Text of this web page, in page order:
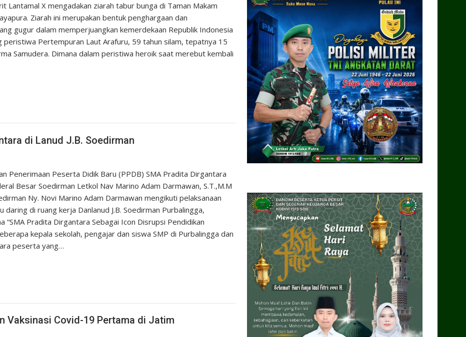
Lantamal X mengadakan ziarah tabur bunga di Taman Makam
Ziarah ini merupakan bentuk penghargaan dan
gugur dalam memperjuangkan kemerdekaan Republik Indonesia
peristiwa Pertempuran Laut Arafuru, 59 tahun silam, tepatnya 15
Samudera. Dimana dalam peristiwa heroik saat merebut kembali
di Lanud J.B. Soedirman
Penerimaan Peserta Didik Baru (PPDB) SMA Pradita Dirgantara
Besar Soedirman Letkol Nav Marino Adam Darmawan, S.T.,M.M
Ny. Novi Marino Adam Darmawan mengikuti pelaksanaan
di ruang kerja Danlanud J.B. Soedirman Purbalingga,
Pradita Dirgantara Sebagai Icon Disrupsi Pendidikan
kepala sekolah, pengajar dan siswa SMP di Purbalingga dan
peserta yang…
Vaksinasi Covid-19 Pertama di Jatim